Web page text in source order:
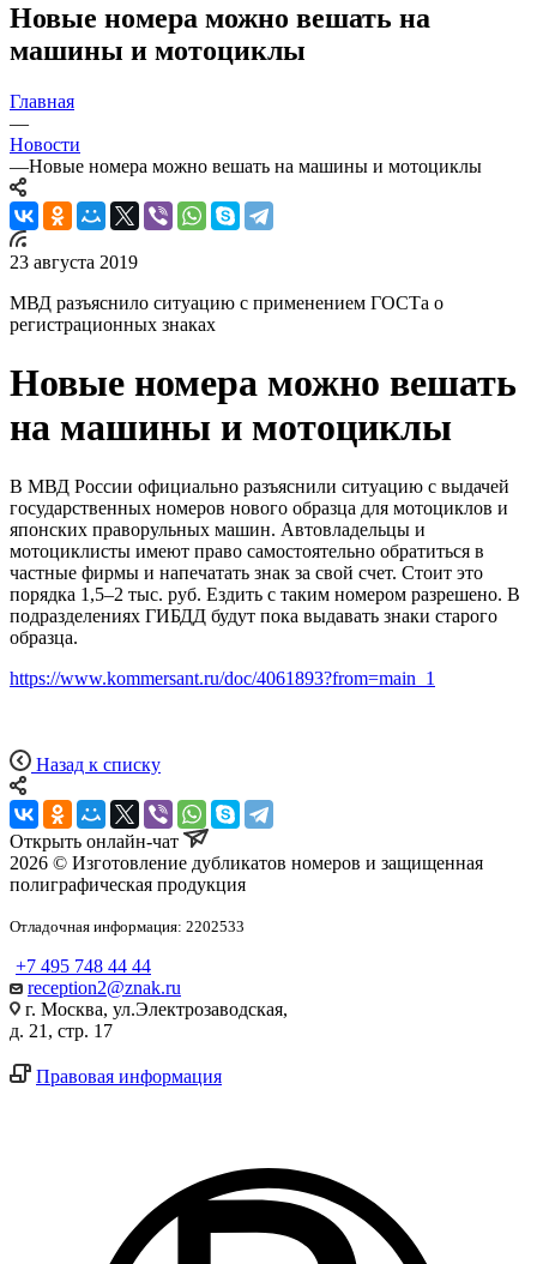
Новые номера можно вешать на
машины и мотоциклы
Главная
—
Новости
—Новые номера можно вешать на машины и мотоциклы
23 августа 2019
МВД разъяснило ситуацию с применением ГОСТа о
регистрационных знаках
Новые номера можно вешать
на машины и мотоциклы
В МВД России официально разъяснили ситуацию с выдачей
государственных номеров нового образца для мотоциклов и
японских праворульных машин. Автовладельцы и
мотоциклисты имеют право самостоятельно обратиться в
частные фирмы и напечатать знак за свой счет. Стоит это
порядка 1,5–2 тыс. руб. Ездить с таким номером разрешено. В
подразделениях ГИБДД будут пока выдавать знаки старого
образца.
https://www.kommersant.ru/doc/4061893?from=main_1
Назад к списку
Открыть онлайн-чат
2026 © Изготовление дубликатов номеров и защищенная
полиграфическая продукция
Отладочная информация: 2202533
+7 495 748 44 44
reception2@znak.ru
г. Москва, ул.Электрозаводская,
д. 21, стр. 17
Правовая информация